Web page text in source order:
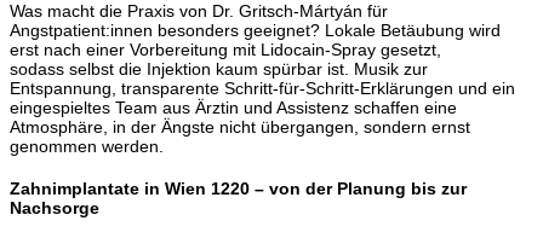
Was macht die Praxis von Dr. Gritsch-Mártyán für
Angstpatient:innen besonders geeignet? Lokale Betäubung wird
erst nach einer Vorbereitung mit Lidocain-Spray gesetzt,
sodass selbst die Injektion kaum spürbar ist. Musik zur
Entspannung, transparente Schritt-für-Schritt-Erklärungen und ein
eingespieltes Team aus Ärztin und Assistenz schaffen eine
Atmosphäre, in der Ängste nicht übergangen, sondern ernst
genommen werden.
Zahnimplantate in Wien 1220 – von der Planung bis zur
Nachsorge